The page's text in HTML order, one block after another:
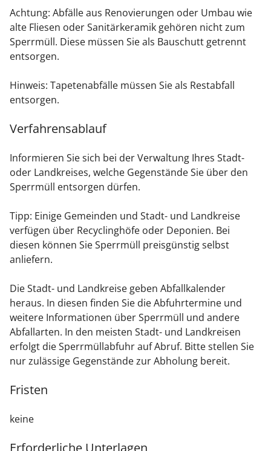
Achtung: Abfälle aus Renovierungen oder Umbau wie
alte Fliesen oder Sanitärkeramik gehören nicht zum
Sperrmüll. Diese müssen Sie als Bauschutt getrennt
entsorgen.
Hinweis: Tapetenabfälle müssen Sie als Restabfall
entsorgen.
Verfahrensablauf
Informieren Sie sich bei der Verwaltung Ihres Stadt-
oder Landkreises, welche Gegenstände Sie über den
Sperrmüll entsorgen dürfen.
Tipp: Einige Gemeinden und Stadt- und Landkreise
verfügen über Recyclinghöfe oder Deponien. Bei
diesen können Sie Sperrmüll preisgünstig selbst
anliefern.
Die Stadt- und Landkreise geben Abfallkalender
heraus. In diesen finden Sie die Abfuhrtermine und
weitere Informationen über Sperrmüll und andere
Abfallarten. In den meisten Stadt- und Landkreisen
erfolgt die Sperrmüllabfuhr auf Abruf. Bittestellen Sie
nur zulässige Gegenstände zur Abholung bereit.
Fristen
keine
Erforderliche Unterlagen